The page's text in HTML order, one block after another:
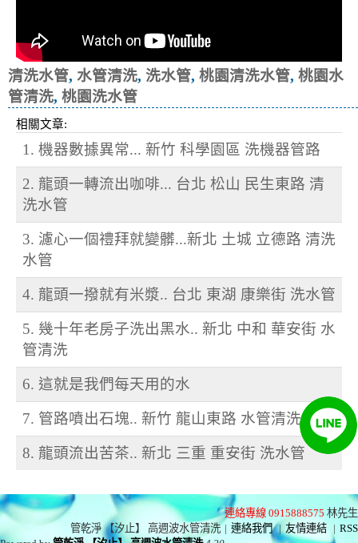
清洗水管, 水管清洗, 洗水管, 桃園清洗水管, 桃園水
管清洗, 桃園洗水管
相關文章:
1. 機器數據異常... 新竹 科學園區 洗機器管路
2. 龍頭一轉流出咖啡... 台北 松山 民生東路 清
洗水管
3. 濾心一個禮拜就變髒...新北 土城 立德路 清洗
水管
4. 龍頭一撥就有米漿.. 台北 東湖 康樂街 洗水管
5. 幾十年老房子洗出黑水.. 新北 中和 華安街 水
管清洗
6. 這就是我們每天用的水
7. 管路噴出石塊.. 新竹 龍山東路 水管清洗
8. 龍頭流出苦茶.. 新北 三重 重安街 洗水管
連絡專線 0915888575 林先生
管乾淨 【汐止】 高週波水管清洗 | 連絡我們 | 友情連結 | RSS